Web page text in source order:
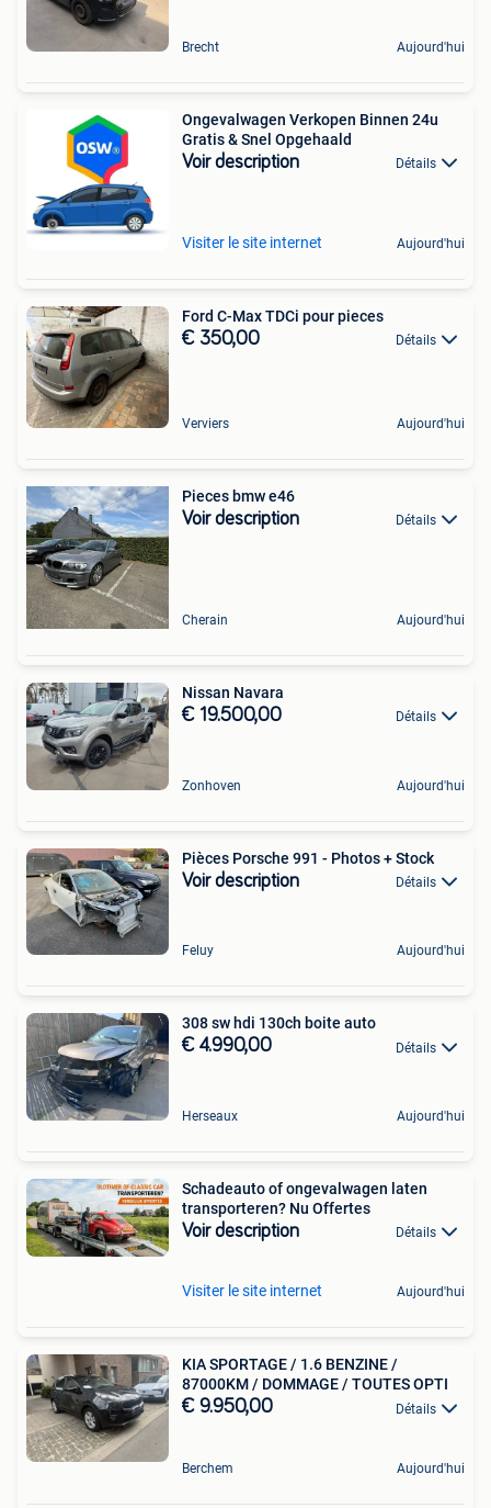
Brecht Aujourd'hui
Ongevalwagen Verkopen Binnen 24u
Gratis & Snel Opgehaald
Voir description Détails
Visiter le site internet Aujourd'hui
Ford C-Max TDCi pour pieces
€ 350,00 Détails
Verviers Aujourd'hui
Pieces bmw e46
Voir description Détails
Cherain Aujourd'hui
Nissan Navara
€ 19.500,00 Détails
Zonhoven Aujourd'hui
Pièces Porsche 991 - Photos + Stock
Voir description Détails
Feluy Aujourd'hui
308 sw hdi 130ch boite auto
€ 4.990,00 Détails
Herseaux Aujourd'hui
Schadeauto of ongevalwagen laten
transporteren? Nu Offertes
Voir description Détails
Visiter le site internet Aujourd'hui
KIA SPORTAGE / 1.6 BENZINE /
87000KM / DOMMAGE / TOUTES OPTI
€ 9.950,00 Détails
Berchem Aujourd'hui